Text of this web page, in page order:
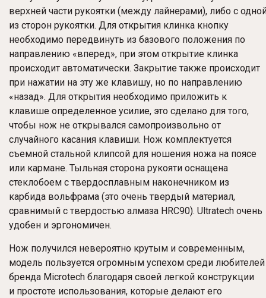
верхней части рукоятки (между лайнерами), либо с
из сторон рукоятки. Для открытия клинка кнопку
необходимо передвинуть из базового положения по
направлению «вперед», при этом открытие клинка
происходит автоматически. Закрытие также происходит
при нажатии на эту же клавишу, но по направлению
«назад». Для открытия необходимо приложить к
клавише определенное усилие, это сделано для того,
чтобы нож не открывался самопроизвольно от
случайного касания клавиши. Нож комплектуется
съемной стальной клипсой для ношения ножа на поясе
или кармане. Тыльная сторона рукояти оснащена
стеклобоем с твердосплавным наконечником из
карбида вольфрама (это очень твердый материал,
сравнимый с твердостью алмаза HRC90). Ultratech очень
удобен и эргономичен.
Нож получился невероятно крутым и современным,
модель пользуется огромным успехом среди любителей
бренда Microtech благодаря своей легкой конструкции
и простоте использования, которые делают его